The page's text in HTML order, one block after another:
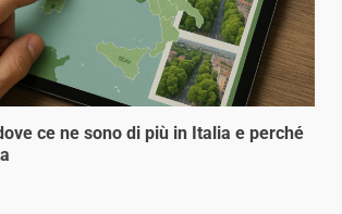
ce ne sono di più in Italia e perché